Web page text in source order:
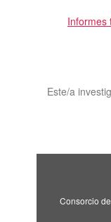
Informes
Este/a
Consorcio